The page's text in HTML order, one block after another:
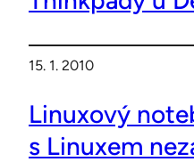
15. 1. 2010
Linuxový
s Linuxem